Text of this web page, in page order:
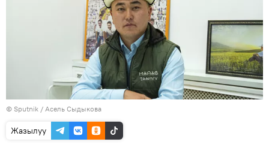
© Sputnik / Асель Сыдыкова
Жазылуу